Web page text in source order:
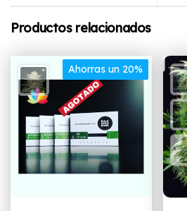
Productos relacionados
Ahorras un 20%